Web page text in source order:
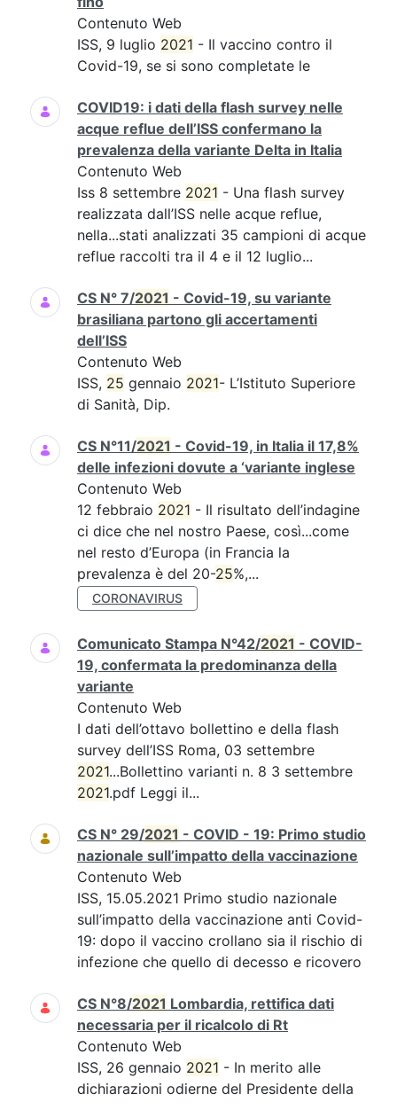
Contenuto Web
ISS, 9 luglio 2021 - Il vaccino contro il
Covid-19, se si sono completate le
COVID19: i dati della flash survey nelle
acque reflue dell’ISS confermano la
prevalenza della variante Delta in Italia
Contenuto Web
Iss 8 settembre 2021 - Una flash survey
realizzata dall’ISS nelle acque reflue,
nella...stati analizzati 35 campioni di acque
reflue raccolti tra il 4 e il 12 luglio...
CS N° 7/2021 - Covid-19, su variante
brasiliana partono gli accertamenti
dell’ISS
Contenuto Web
ISS, 25 gennaio 2021- L’Istituto Superiore
di Sanità, Dip.
CS N°11/2021 - Covid-19, in Italia il 17,8%
delle infezioni dovute a ‘variante inglese
Contenuto Web
12 febbraio 2021 - Il risultato dell’indagine
ci dice che nel nostro Paese, così...come
nel resto d’Europa (in Francia la
prevalenza è del 20-25%,...
CORONAVIRUS
Comunicato Stampa N°42/2021 - COVID-
19, confermata la predominanza della
variante
Contenuto Web
I dati dell’ottavo bollettino e della flash
survey dell’ISS Roma, 03 settembre
2021...Bollettino varianti n. 8 3 settembre
2021.pdf Leggi il...
CS N° 29/2021 - COVID - 19: Primo studio
nazionale sull’impatto della vaccinazione
Contenuto Web
ISS, 15.05.2021 Primo studio nazionale
sull’impatto della vaccinazione anti Covid-
19: dopo il vaccino crollano sia il rischio di
infezione che quello di decesso e ricovero
CS N°8/2021 Lombardia, rettifica dati
necessaria per il ricalcolo di Rt
Contenuto Web
ISS, 26 gennaio 2021 - In merito alle
dichiarazioni odierne del Presidente della